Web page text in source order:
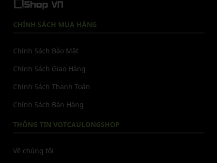
CHÍNH SÁCH MUA HÀNG
Chính Sách Bảo Mật
Chính Sách Giao Hàng
Chính Sách Thanh Toán
Chính Sách Bán Hàng
THÔNG TIN VOTCAULONGSHOP
Về chúng tôi